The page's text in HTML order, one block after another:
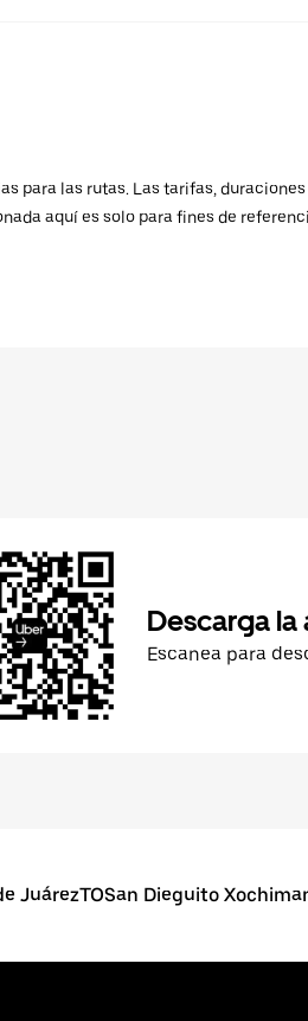
para las rutas. Las tarifas,
aquí es solo para fines de
Descarga
Escanea para
JuárezTOSan Dieguito